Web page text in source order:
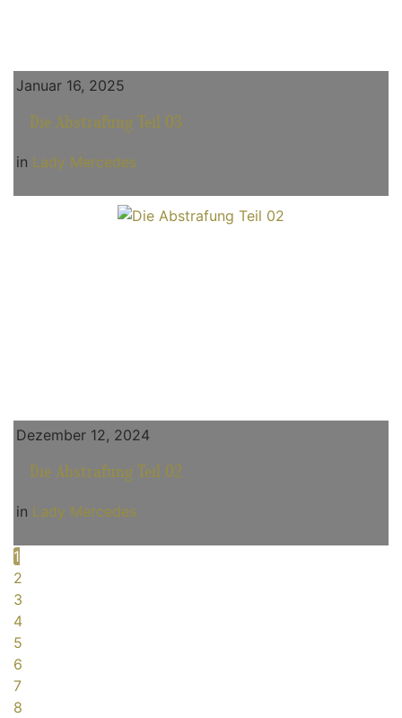
Januar 16, 2025
Die Abstrafung Teil 03
in Lady Mercedes
Dezember 12, 2024
Die Abstrafung Teil 02
in Lady Mercedes
1
2
3
4
5
6
7
8